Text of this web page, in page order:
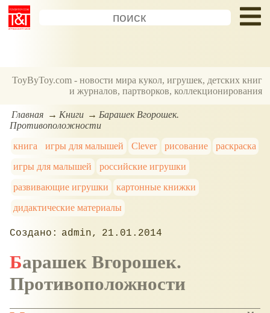
ToyByToy.com - новости мира кукол, игрушек, детских книг
и журналов, партворков, коллекционирования
Главная Книги
Барашек Вгорошек.
Противоположности
книга
игры для малышей Clever рисование
раскраска
игры для малышей
российские игрушки
развивающие игрушки
картонные книжки
дидактические материалы
admin 21.01.2014
Барашек Вгорошек.
Противоположности